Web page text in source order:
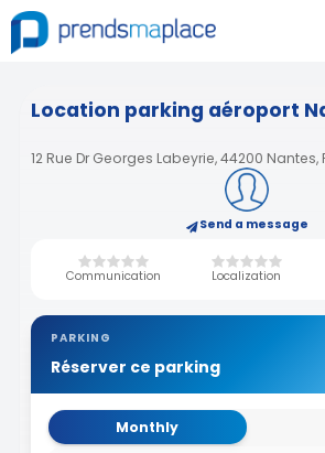
Location parking aéroport
12 Rue Dr Georges Labeyrie, 44200 Nantes,
Send a message
Communication Localization
PARKING
Réserver ce parking
Monthly